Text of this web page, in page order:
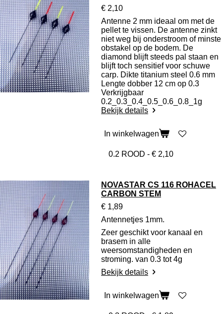
€ 2,10
Antenne 2 mm ideaal om met de
pellet te vissen. De antenne zinkt
niet weg bij onderstroom of minste
obstakel op de bodem. De
diamond blijft steeds pal staan en
blijft toch sensitief voor schuwe
carp. Dikte titanium steel 0.6 mm
Lengte dobber 12 cm op 0.3
Verkrijgbaar
0.2_0.3_0.4_0.5_0.6_0.8_1g
Bekijk details
In winkelwagen
NOVASTAR CS 116 ROHACEL
CARBON STEM
€ 1,89
Antennetjes 1mm.
Zeer geschikt voor kanaal en
brasem in alle
weersomstandigheden en
stroming. van 0.3 tot 4g
Bekijk details
In winkelwagen